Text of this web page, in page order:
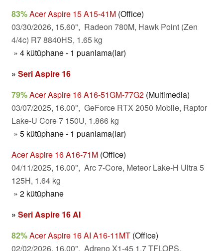
83%Acer Aspire 15 A15-41M (Office)
03/30/2026, 15.60", Radeon 780M, Hawk Point (Zen
4/4c) R7 8840HS, 1.65 kg
» 4 kütüphane - 1 puanlama(lar)
» Seri Aspire 16
79%Acer Aspire 16 A16-51GM-77G2 (Multimedia)
03/07/2025, 16.00", GeForce RTX 2050 Mobile, Raptor
Lake-U Core 7 150U, 1.866 kg
» 5 kütüphane - 1 puanlama(lar)
Acer Aspire 16 A16-71M (Office)
04/11/2025, 16.00", Arc 7-Core, Meteor Lake-H Ultra 5
125H, 1.64 kg
» 2 kütüphane
» Seri Aspire 16 AI
82%Acer Aspire 16 AI A16-11MT (Office)
02/02/2026, 16.00", Adreno X1-45 1.7 TFLOPS,